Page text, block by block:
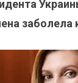
заболела